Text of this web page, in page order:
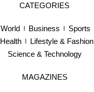
CATEGORIES
World Business Sports
Health Lifestyle & Fashion
Science & Technology
MAGAZINES